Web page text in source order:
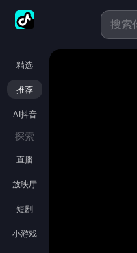
精选
推荐
AI抖音
探索
直播
放映厅
短剧
小游戏